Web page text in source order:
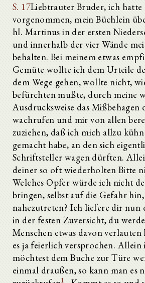
S. 17Liebtrauter Bruder, ich
vorgenommen, mein Büchlein
hl. Martinus in der ersten
und innerhalb der vier Wände
behalten. Bei meinem etwas
Gemüte wollte ich dem Urteile
dem Wege gehen, wollte nicht,
befürchten mußte, durch meine
Ausdrucksweise das Mißbehagen
wachrufen und mir von allen
zuziehen, daß ich mich allzu
gemacht habe, an den sich
Schriftsteller wagen dürften.
deiner so oft wiederholten Bitte
Welches Opfer würde ich nicht
bringen, selbst auf die Gefahr
nahezutreten? Ich liefere dir nun
in der festen Zuversicht, du
Menschen etwas davon verlauten
es ja feierlich versprochen.
möchtest dem Buche zur Türe
einmal draußen, so kann man es
1